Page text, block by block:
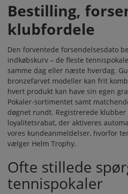
Bestilling,
klubfordele
Den forventede forsendelsesdato
indkøbskurv – de fleste
samme dag eller næste hverdag.
bronzefarvet modeller kan frit
hvert produkt kan have sin egen
Pokaler-sortimentet samt
døgnet rundt. Registrerede
loyalitetsrabat, der aktiveres
vores kundeanmeldelser, hvorfor
vælger Helm Trophy.
Ofte stillede
tennispokaler